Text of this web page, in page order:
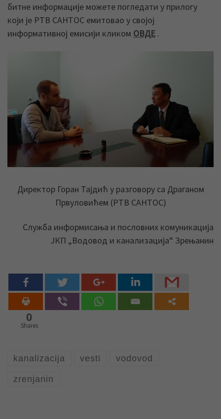
битне информације можете погледати у прилогу
који је РТВ САНТОС емитовао у својој
информативној емисији кликом ОВДЕ .
Директор Горан Тајдић у разговору са Драганом
Првуловићем (РТВ САНТОС)
Служба информисања и пословних комуникација
ЈКП „Водовод и канализација“ Зрењанин
0
Shares
kanalizacija vesti vodovod
zrenjanin